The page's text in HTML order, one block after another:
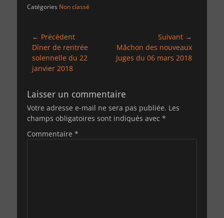
Catégories Non classé
Navigation
de
l’article
← Précédent
Article
précédent :
Dîner de rentrée
solennelle du 22
janvier 2018
Suivant →
Article
suivant :
Mâchon des nouveaux
Juges du 06 mars 2018
Laisser un commentaire
Votre adresse e-mail ne sera pas publiée. Les
champs obligatoires sont indiqués avec *
Commentaire *